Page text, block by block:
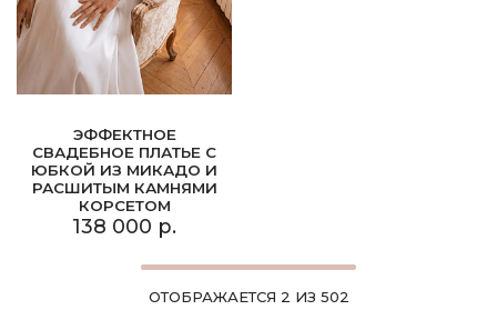
ЭФФЕКТНОЕ
СВАДЕБНОЕ ПЛАТЬЕ С
ЮБКОЙ ИЗ МИКАДО И
РАСШИТЫМ КАМНЯМИ
КОРСЕТОМ
138 000 р.
ОТОБРАЖАЕТСЯ 2 ИЗ 502